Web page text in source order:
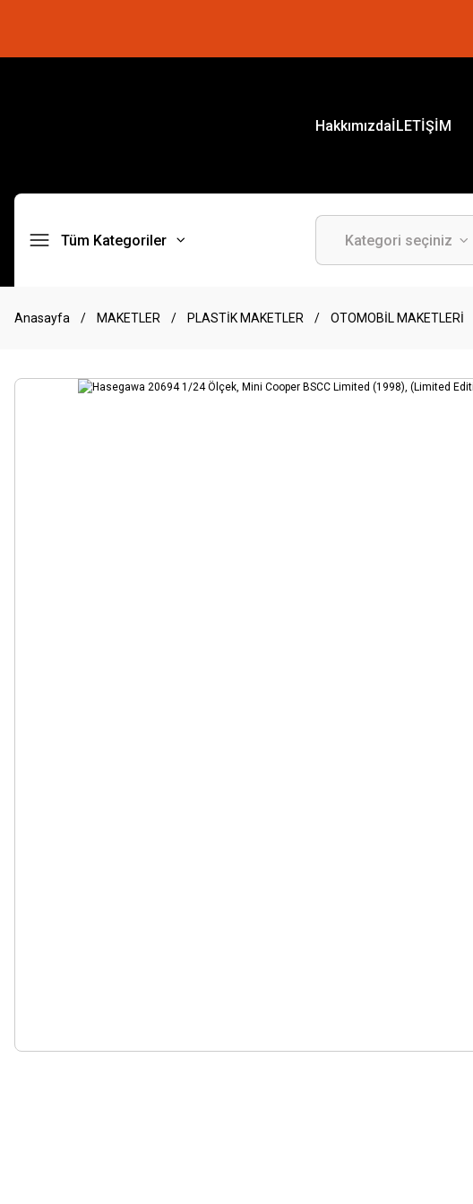
HakkımızdaİLETİŞİM
Tüm Kategoriler
Anasayfa MAKETLER PLASTİK MAKETLER OTOMOBİL MAKETLERİ